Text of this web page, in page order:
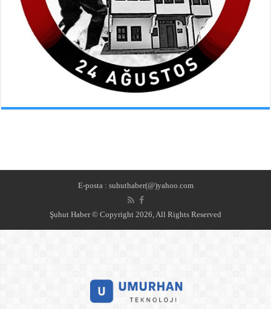
E-posta : suhuthaber(@)yahoo.com
Şuhut Haber © Copyright 2026, All Rights Reserved